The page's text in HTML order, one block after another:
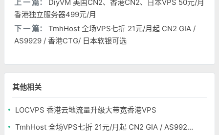
上 一 篇：
DiyVM 美国CN2、香港CN2、日本VPS 50元/月
香港独立服务器499元/月
下 一 篇：
TmhHost 全场VPS七折 21元/月起 CN2 GIA /
AS9929 / 香港CTG/ 日本软银可选
其他相关
LOCVPS 香港云地流量升级大带宽香港VPS
TmhHost 全场VPS七折 21元/月起 CN2 GIA / AS9929 / 香港CTG/ 日本软银可选